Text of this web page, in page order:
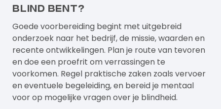
blind bent?
Goede voorbereiding begint met uitgebreid
onderzoek naar het bedrijf, de missie, waarden en
recente ontwikkelingen. Plan je route van tevoren
en doe een proefrit om verrassingen te
voorkomen. Regel praktische zaken zoals vervoer
en eventuele begeleiding, en bereid je mentaal
voor op mogelijke vragen over je blindheid.